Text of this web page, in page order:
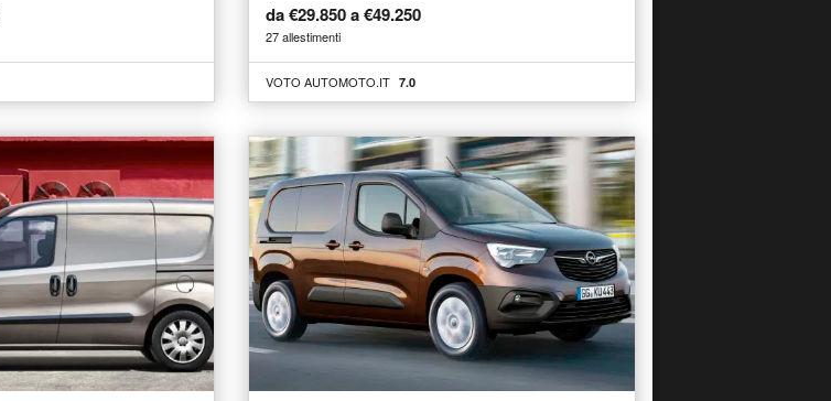
da €29.850 a €49.250
27 allestimenti
VOTO AUTOMOTO.IT 7.0